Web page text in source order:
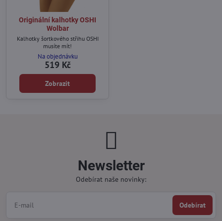
Originální kalhotky OSHI
Wolbar
Kalhotky šortkového střihu OSHI
musíte mít!
Na objednávku
519 Kč
Zobrazit
Newsletter
Odebírat naše novinky:
Odebírat